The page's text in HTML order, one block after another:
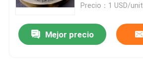
Precio：1 USD/unit
Mejor precio